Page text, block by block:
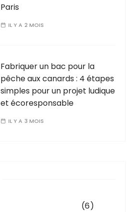
Paris
IL Y A 2 MOIS
Fabriquer un bac pour la
pêche aux canards : 4 étapes
simples pour un projet ludique
et écoresponsable
IL Y A 3 MOIS
(6)